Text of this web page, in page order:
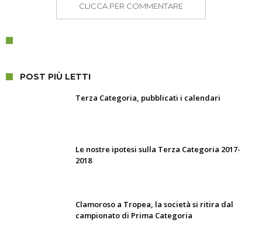
CLICCA PER COMMENTARE
POST PIÙ LETTI
Terza Categoria, pubblicati i calendari
Le nostre ipotesi sulla Terza Categoria 2017-
2018
Clamoroso a Tropea, la società si ritira dal
campionato di Prima Categoria